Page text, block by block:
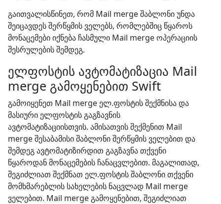
გაითვალისწინეთ, რომ Mail merge შაბლონი უნდა
შეიცავდეს შერწყმის ველებს, რომლებშიც წყაროს
მონაცემები იქნება ჩასმული Mail merge ოპერაციის
შესრულების შემდეგ.
ელფოსტის ავტომატიზაცია Mail
merge გამოყენებით Swift
გამოიყენეთ Mail merge ელ.ფოსტის შექმნისა და
მასიური ელფოსტის გაგზავნის
ავტომატიზაციისთვის. ამისათვის შექმენით Mail
merge შესაბამისი შაბლონი შერწყმის ველებით და
შემდეგ ავტომატიზირდით გაგზავნა თქვენი
წყაროდან მონაცემების ჩანაცვლებით. მაგალითად,
შეგიძლიათ შექმნათ ელ.ფოსტის შაბლონი თქვენი
მომხმარებლის სახელების ნაცვლად Mail merge
ველებით. Mail merge გამოყენებით, შეგიძლიათ